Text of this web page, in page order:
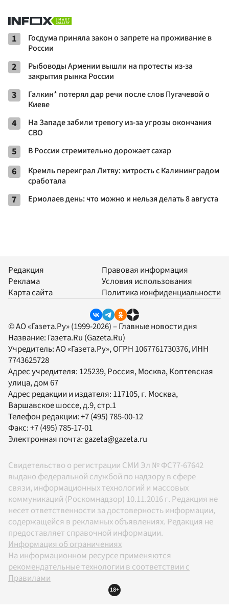
1
Госдума приняла закон о запрете на проживание в
России
2
Рыбоводы Армении вышли на протесты из-за
закрытия рынка России
3
Галкин* потерял дар речи после слов Пугачевой о
Киеве
4
На Западе забили тревогу из-за угрозы окончания
СВО
5 В России стремительно дорожает сахар
6
Кремль переиграл Литву: хитрость с Калининградом
сработала
7 Ермолаев день: что можно и нельзя делать 8 августа
Редакция
Реклама
Карта сайта
Правовая информация
Условия использования
Политика конфиденциальности
© АО «Газета.Ру» (1999-2026) – Главные новости дня
Название: Газета.Ru (Gazeta.Ru)
Учредитель:АО «Газета.Ру», ОГРН 1067761730376, ИНН
7743625728
Адрес учредителя: 125239, Россия, Москва, Коптевская
улица, дом 67
Адрес редакции и издателя: 117105, г. Москва,
Варшавское шоссе, д.9, стр.1
Телефон редакции:+7 (495) 785-00-12
Факс:+7 (495) 785-17-01
Электронная почта:gazeta@gazeta.ru
Свидетельство о регистрации СМИ Эл № ФС77-67642
выдано федеральной службой по надзору в сфере
связи, информационных технологий и массовых
коммуникаций (Роскомнадзор) 10.11.2016 г. Редакция не
несет ответственности за достоверность информации,
содержащейся в рекламных объявлениях. Редакция не
предоставляет справочной информации.
Информация об ограничениях
На информационном ресурсе применяются
рекомендательные технологии в соответствии с
Правилами
18+